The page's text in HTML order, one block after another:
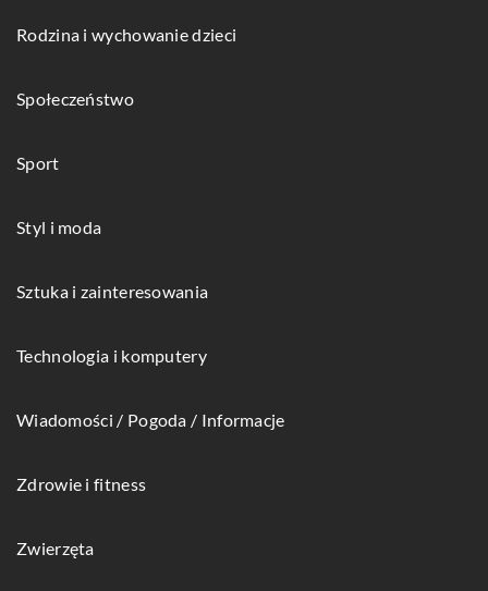
Rodzina i wychowanie dzieci
Społeczeństwo
Sport
Styl i moda
Sztuka i zainteresowania
Technologia i komputery
Wiadomości / Pogoda / Informacje
Zdrowie i fitness
Zwierzęta